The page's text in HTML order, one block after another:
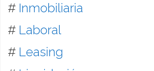
# Inmobiliaria
# Laboral
# Leasing